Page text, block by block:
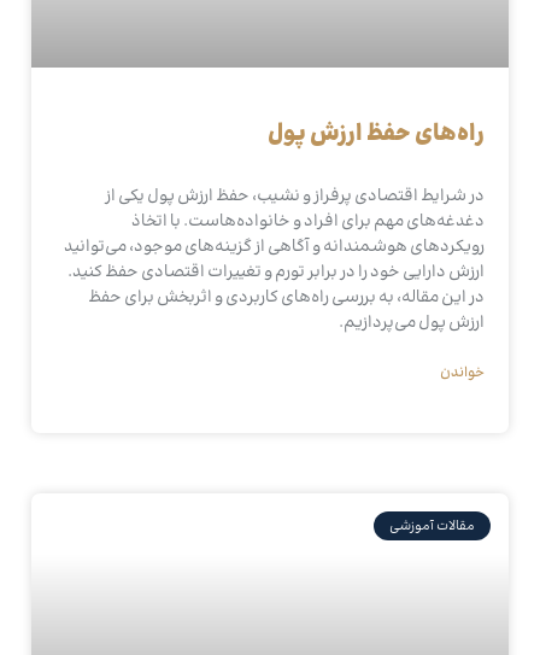
راه‌های حفظ ارزش پول
در شرایط اقتصادی پرفراز و نشیب، حفظ ارزش پول یکی از
دغدغه‌های مهم برای افراد و خانواده‌هاست. با اتخاذ
رویکردهای هوشمندانه و آگاهی از گزینه‌های موجود، می‌توانید
ارزش دارایی خود را در برابر تورم و تغییرات اقتصادی حفظ کنید.
در این مقاله، به بررسی راه‌های کاربردی و اثربخش برای حفظ
ارزش پول می‌پردازیم.
خواندن
مقالات آموزشی